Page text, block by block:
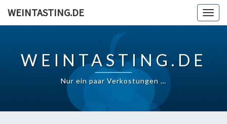
WEINTASTING.DE
WEINTASTING.DE
Nur ein paar Verkostungen …